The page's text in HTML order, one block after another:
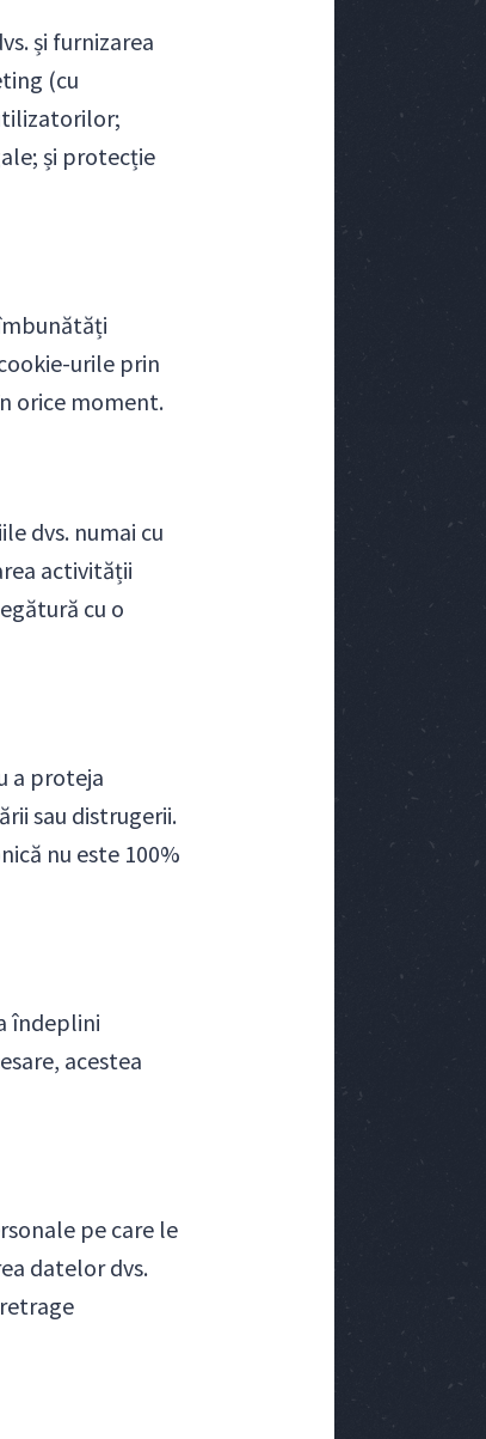
și furnizarea
(cu
și protecție
urile prin
orice moment.
dvs. numai cu
activității
cu o
a proteja
sau distrugerii.
nu este 100%
îndeplini
acestea
pe care le
datelor dvs.